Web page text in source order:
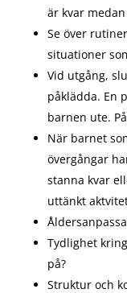
är kvar
Se över
situationer
Vid utgång,
påklädda. En
barnen ute.
När barnet
övergångar
stanna kvar
uttänkt
Tydlighet
på?
Struktur och